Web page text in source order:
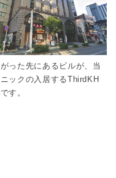
った先にあるビルが、当
ックの入居するThirdKH
す。